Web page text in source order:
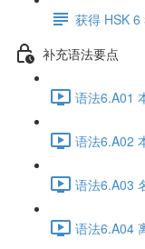
获得 HSK 6
补充语法要点
语法6.A01
语法6.A02
语法6.A03
语法6.A04